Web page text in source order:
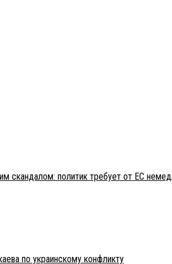
скандалом: политик требует от ЕС
по украинскому конфликту